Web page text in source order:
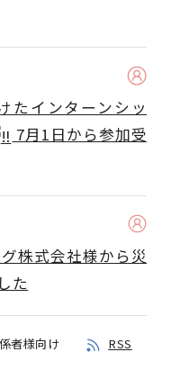
たインターンシッ
7月1日から参加受
株式会社様から災
た
者様向け RSS